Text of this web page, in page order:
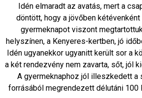
Idén elmaradt az avatás, mert a
döntött, hogy a jövőben
gyermeknapot viszont
helyszínen, a Kenyeres-kertben, jó
Idén ugyanekkor ugyanitt került sor a
a két rendezvény nem zavarta, sőt, jól
A gyermeknaphoz jól illeszkedett a
forrásából megrendezett délutáni 100